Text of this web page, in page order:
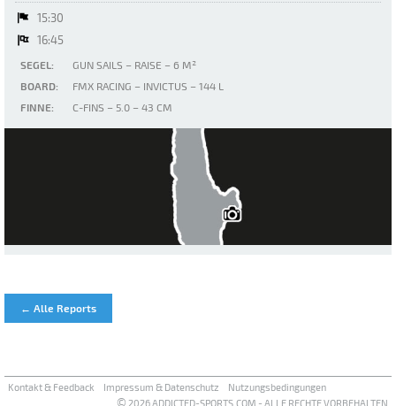
15:30
16:45
SEGEL:
GUN SAILS – RAISE – 6 M²
BOARD:
FMX RACING – INVICTUS – 144 L
FINNE:
C-FINS – 5.0 – 43 CM
← Alle Reports
Kontakt & Feedback Impressum & Datenschutz Nutzungsbedingungen
© 2026 ADDICTED-SPORTS.COM - ALLE RECHTE VORBEHALTEN